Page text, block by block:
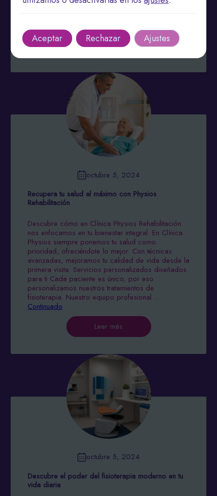
beneficios de la fisioterapia que debes conocer
Leer más
octubre 5, 2024
Recupera tu salud al máximo con Physios
Rehabilitación
Descubre cómo en Clínica Physios Rehabilitación
nos enfocamos en tu bienestar integral. En Clínica
Physios siempre ponemos tu salud como
prioridad, ofreciéndote lo mejor. Con técnicas
avanzadas, mejoramos tu calidad de vida desde la
primera visita. Servicios personalizados diseñados
para ti Cada paciente es único, por eso
personalizamos nuestros tratamientos de
fisioterapia. Nuestro equipo profesional …
Continuado
Leer más
octubre 5, 2024
Descubre el poder del fisioterapia moderno en tu
vida diaria
Aceptar Rechazar Ajustes